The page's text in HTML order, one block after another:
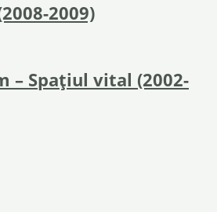
2009)
– Spațiul vital (2002-